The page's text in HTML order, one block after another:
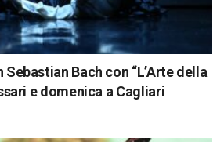
Bach con “L’Arte della
e domenica a Cagliari